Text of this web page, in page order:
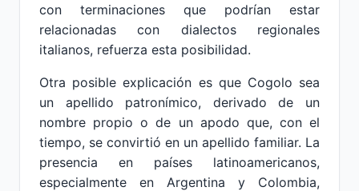
con terminaciones que podrían estar
relacionadas con dialectos regionales
italianos, refuerza esta posibilidad.
Otra posible explicación es que Cogolo sea
un apellido patronímico, derivado de un
nombre propio o de un apodo que, con el
tiempo, se convirtió en un apellido familiar. La
presencia en países latinoamericanos,
especialmente en Argentina y Colombia,